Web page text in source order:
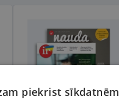
piekrist sīkdatnēm